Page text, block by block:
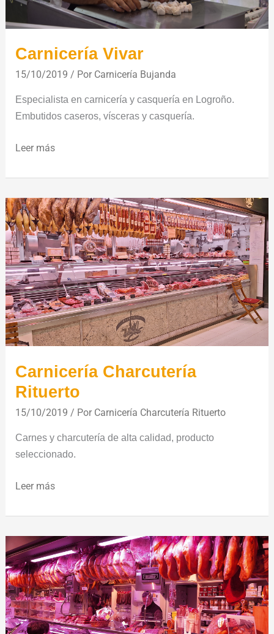
Carnicería Vivar
15/10/2019 / Por Carnicería Bujanda
Especialista en carnicería y casquería en Logroño.
Embutidos caseros, vísceras y casquería.
Leer más
Carnicería Charcutería
Rituerto
15/10/2019 / Por Carnicería Charcutería Rituerto
Carnes y charcutería de alta calidad, producto
seleccionado.
Carnicería
Charcutería
Rituerto
Leer más
Charcutería
Santi
y
Maruli